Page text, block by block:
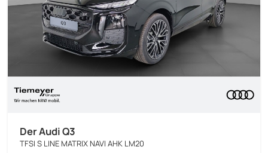
Der Audi Q3
TFSI S LINE MATRIX NAVI AHK LM20